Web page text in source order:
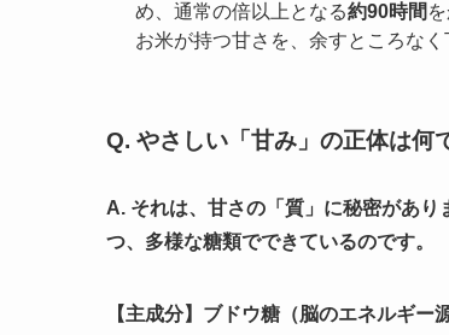
め、通常の倍以上となる約90時間
お米が持つ甘さを、余すところなく
Q. やさしい「甘み」の正体は何
A. それは、甘さの「質」に秘密があ
つ、多様な糖類でできているのです。
【主成分】ブドウ糖（脳のエネルギー源